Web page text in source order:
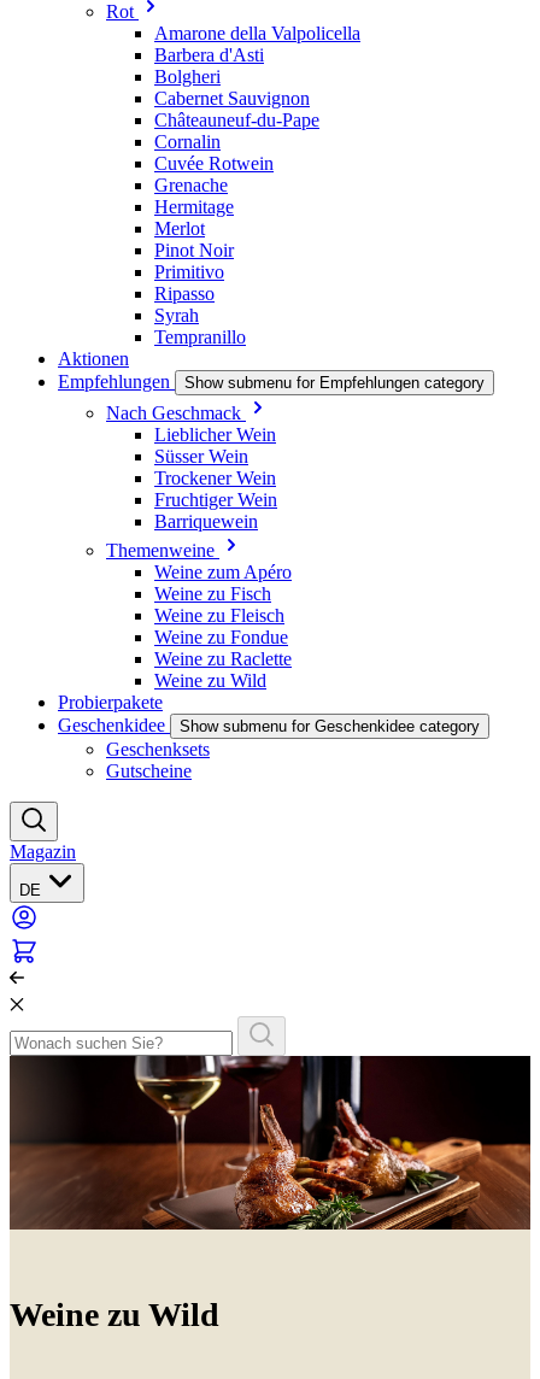
Rot
Amarone della Valpolicella
Barbera d'Asti
Bolgheri
Cabernet Sauvignon
Châteauneuf-du-Pape
Cornalin
Cuvée Rotwein
Grenache
Hermitage
Merlot
Pinot Noir
Primitivo
Ripasso
Syrah
Tempranillo
Aktionen
Empfehlungen
Show submenu for Empfehlungen category
Nach Geschmack
Lieblicher Wein
Süsser Wein
Trockener Wein
Fruchtiger Wein
Barriquewein
Themenweine
Weine zum Apéro
Weine zu Fisch
Weine zu Fleisch
Weine zu Fondue
Weine zu Raclette
Weine zu Wild
Probierpakete
Geschenkidee
Show submenu for Geschenkidee category
Geschenksets
Gutscheine
Magazin
DE
Weine zu Wild